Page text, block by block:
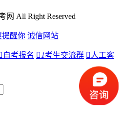
网 All Right Reserved
提醒你 诚信网站
自考报名  1考生交流群  人工客